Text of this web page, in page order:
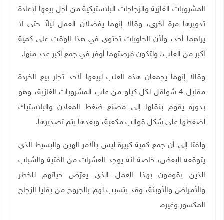
المشروبات الغازية والزجاجات البلاستيكية من أجل بيعها لإعادة
تدويرها مرة أخرى، وقالا إنهما يفضلان العمل ليلاً حتى لا
يراهما أحد، ولأن الحاويات تحتوي في هذا الوقت على كمية
أكبر من العلب، ولتكون فرصتهما أوفر في جمع أكبر عدد منها.
وقالا إنهما يجمعان هذه العلب لبيعها لأحد تجار بيع الخردة
مقابل 4 شواقل لكل كيلو من علب المشروبات الغازية، وهو
بدوره يقوم بنقلها إلى مصنع ضغط المعادن والبلاستيك
لضغطها على شكل قوالب مكعبة، وبعدها يتم تصديرها.
ولفتا إلى أن جمع كمية كبيرة ليس بالأمر الهين والبسيط الذي
يتوقعه البعض، خاصة أنه يوجد العشرات من الفتية والشباب
الذين يقومون بهذا العمل الذي يعرّض حياتهم للخطر
والأمراض والأوبئة، وقد يتسبب لهم بالجروح من بقايا الزجاج
المكسور وغيره.